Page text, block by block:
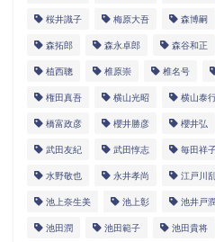
桜井識子 梅原大吾 森博嗣
森拓郎 森永卓郎 森谷和正
植西聰 椎原崇 椎名号
権田真吾 横山光昭 横山泰
橋富政彦 櫻井勝彦 櫻井弘
武田友紀 武田惇志 毎田祥
水野敬也 永井孝尚 江戸川
池上奈生美 池上彰 池井戸潤
池田潤 池田範子 池田貴将